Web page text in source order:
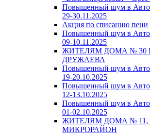
Повышенный шум в
29-30.11.2025
Акция по списанию пени
Повышенный шум в
09-10.11.2025
ЖИТЕЛЯМ ДОМА № 30
ДРУЖАЕВА
Повышенный шум в
19-20.10.2025
Повышенный шум в
12-13.10.2025
Повышенный шум в
01-02.10.2025
ЖИТЕЛЯМ ДОМА № 11,
МИКРОРАЙОН